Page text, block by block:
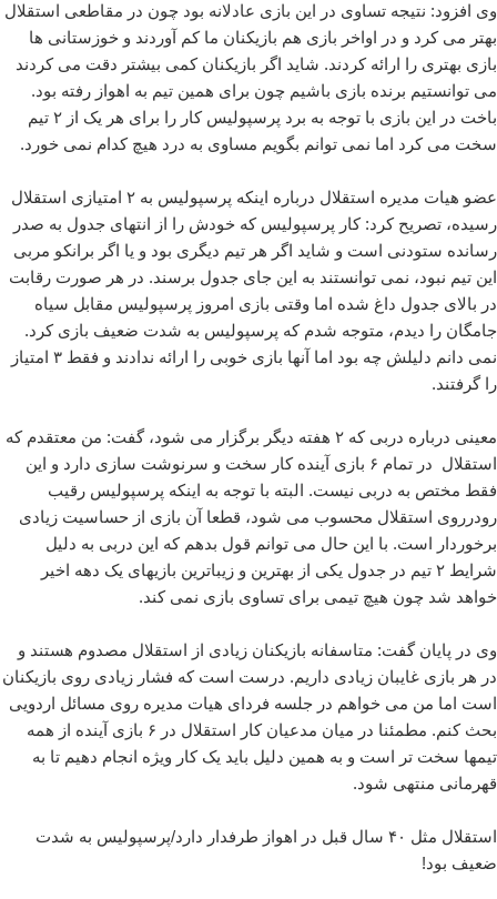
وی افزود: نتیجه تساوی در این بازی عادلانه بود چون در مقاطعی استقلال
بهتر می کرد و در اواخر بازی هم بازیکنان ما کم آوردند و خوزستانی ها
بازی بهتری را ارائه کردند. شاید اگر بازیکنان کمی بیشتر دقت می کردند
می توانستیم برنده بازی باشیم چون برای همین تیم به اهواز رفته بود.
باخت در این بازی با توجه به برد پرسپولیس کار را برای هر یک از ۲ تیم
سخت می کرد اما نمی توانم بگویم مساوی به درد هیچ کدام نمی خورد.
عضو هیات مدیره استقلال درباره اینکه پرسپولیس به ۲ امتیازی استقلال
رسیده، تصریح کرد: کار پرسپولیس که خودش را از انتهای جدول به صدر
رسانده ستودنی است و شاید اگر هر تیم دیگری بود و یا اگر برانکو مربی
این تیم نبود، نمی توانستند به این جای جدول برسند. در هر صورت رقابت
در بالای جدول داغ شده اما وقتی بازی امروز پرسپولیس مقابل سیاه
جامگان را دیدم، متوجه شدم که پرسپولیس به شدت ضعیف بازی کرد.
نمی دانم دلیلش چه بود اما آنها بازی خوبی را ارائه ندادند و فقط ۳ امتیاز
را گرفتند.
معینی درباره دربی که ۲ هفته دیگر برگزار می شود، گفت: من معتقدم که
استقلال در تمام ۶ بازی آینده کار سخت و سرنوشت سازی دارد و این
فقط مختص به دربی نیست. البته با توجه به اینکه پرسپولیس رقیب
رودرروی استقلال محسوب می شود، قطعا آن بازی از حساسیت زیادی
برخوردار است. با این حال می توانم قول بدهم که این دربی به دلیل
شرایط ۲ تیم در جدول یکی از بهترین و زیباترین بازیهای یک دهه اخیر
خواهد شد چون هیچ تیمی برای تساوی بازی نمی کند.
وی در پایان گفت: متاسفانه بازیکنان زیادی از استقلال مصدوم هستند و
در هر بازی غایبان زیادی داریم. درست است که فشار زیادی روی بازیکنان
است اما من می خواهم در جلسه فردای هیات مدیره روی مسائل اردویی
بحث کنم. مطمئنا در میان مدعیان کار استقلال در ۶ بازی آینده از همه
تیمها سخت تر است و به همین دلیل باید یک کار ویژه انجام دهیم تا به
قهرمانی منتهی شود.
استقلال مثل ۴۰ سال قبل در اهواز طرفدار دارد/پرسپولیس به شدت
ضعیف بود!